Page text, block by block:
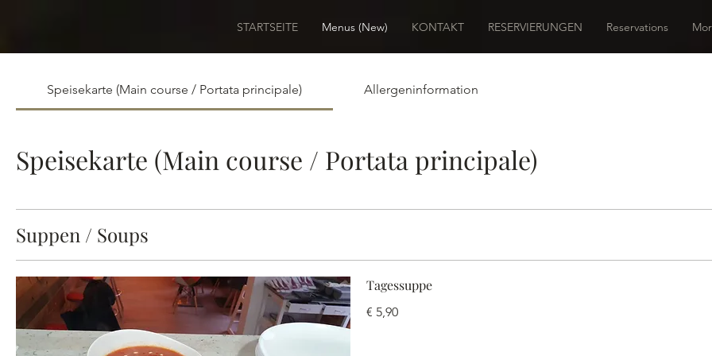
STARTSEITE Menus (New) KONTAKT RESERVIERUNGEN Reservations
Speisekarte (Main course / Portata principale) Allergeninformation
Speisekarte (Main course / Portata principale)
Suppen / Soups
Tagessuppe
€ 5,90